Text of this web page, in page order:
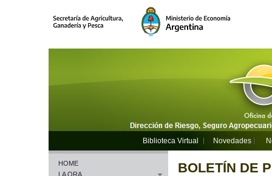
Biblioteca Virtual Novedades
HOME
LA ORA
BOLETÍN DE